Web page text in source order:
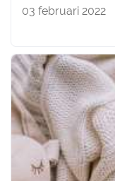
03 februari 2022